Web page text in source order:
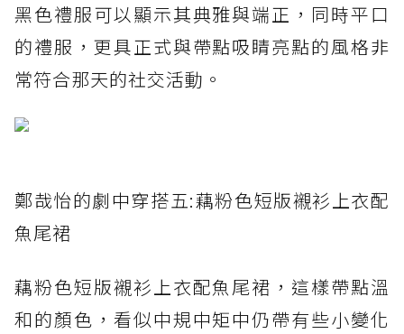
黑色禮服可以顯示其典雅與端正，同時平口
的禮服，更具正式與帶點吸睛亮點的風格非
常符合那天的社交活動。
鄭哉怡的劇中穿搭五:藕粉色短版襯衫上衣配
魚尾裙
藕粉色短版襯衫上衣配魚尾裙，這樣帶點溫
和的顏色，看似中規中矩中仍帶有些小變化